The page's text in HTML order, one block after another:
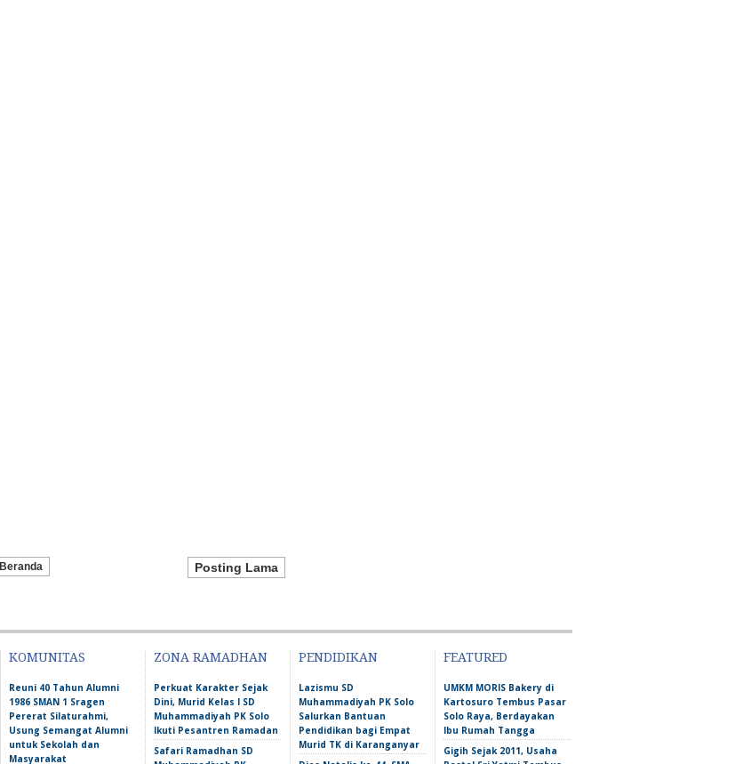
Posting Lama
Beranda
KOMUNITAS
Reuni 40 Tahun Alumni
1986 SMAN 1 Sragen
Pererat Silaturahmi,
Usung Semangat Alumni
untuk Sekolah dan
Masyarakat
ZONA RAMADHAN
Perkuat Karakter Sejak
Dini, Murid Kelas I SD
Muhammadiyah PK Solo
Ikuti Pesantren Ramadan
Safari Ramadhan SD
PENDIDIKAN
Lazismu SD
Muhammadiyah PK Solo
Salurkan Bantuan
Pendidikan bagi Empat
Murid TK di Karanganyar
FEATURED
UMKM MORIS Bakery di
Kartosuro Tembus Pasar
Solo Raya, Berdayakan
Ibu Rumah Tangga
Gigih Sejak 2011, Usaha